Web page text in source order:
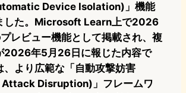
Device Isolation)」機能
した。Microsoft Learn上で2026
レビュー機能として掲載され、複
2026年5月26日に報じた内容で
、より広範な「自動攻撃妨害
Disruption)」フレームワ